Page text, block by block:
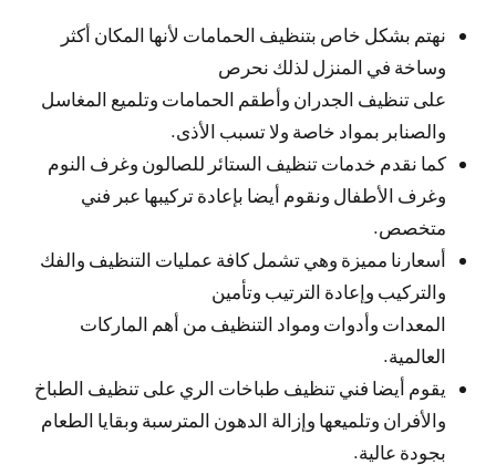
نهتم بشكل خاص بتنظيف الحمامات لأنها المكان أكثر
وساخة في المنزل لذلك نحرص
على تنظيف الجدران وأطقم الحمامات وتلميع المغاسل
والصنابر بمواد خاصة ولا تسبب الأذى.
كما نقدم خدمات تنظيف الستائر للصالون وغرف النوم
وغرف الأطفال ونقوم أيضا بإعادة تركيبها عبر فني
متخصص.
أسعارنا مميزة وهي تشمل كافة عمليات التنظيف والفك
والتركيب وإعادة الترتيب وتأمين
المعدات وأدوات ومواد التنظيف من أهم الماركات
العالمية.
يقوم أيضا فني تنظيف طباخات الري على تنظيف الطباخ
والأفران وتلميعها وإزالة الدهون المترسبة وبقايا الطعام
بجودة عالية.